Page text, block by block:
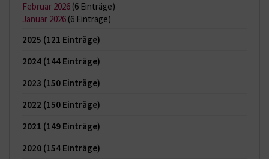
Februar 2026 (6 Einträge)
Januar 2026 (6 Einträge)
2025 (121 Einträge)
2024 (144 Einträge)
2023 (150 Einträge)
2022 (150 Einträge)
2021 (149 Einträge)
2020 (154 Einträge)